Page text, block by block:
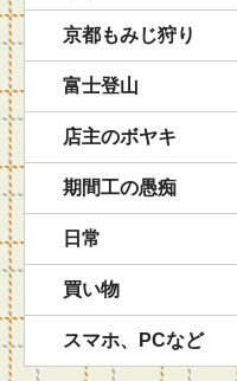
京都もみじ狩り
富士登山
店主のボヤキ
期間工の愚痴
日常
買い物
スマホ、PCなど